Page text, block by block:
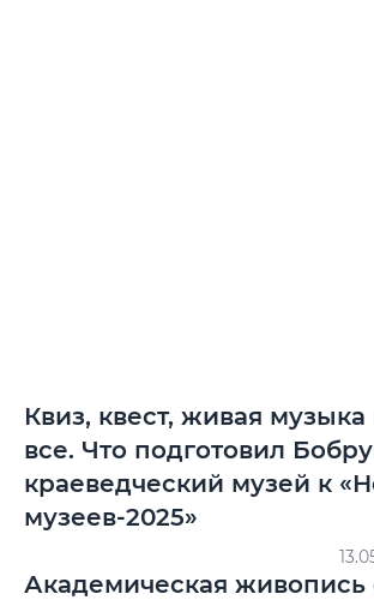
Квиз, квест, живая музыка
все. Что подготовил
краеведческий музей к
музеев-2025»
Академическая живопись